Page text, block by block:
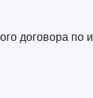
договора по